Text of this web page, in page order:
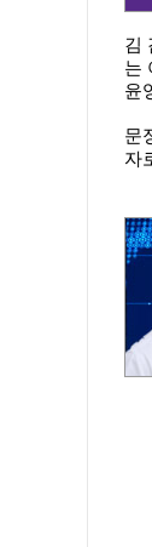
김
는
윤
문
자